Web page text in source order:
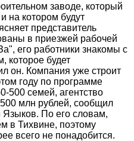
заводе, который
на котором будут
представитель
в приезжей рабочей
его работники знакомы с
которое будет
он. Компания уже строит
году по программе
500 семей, агентство
500 млн рублей, сообщил
По его словам,
в Тихвине, поэтому
всего не понадобится.